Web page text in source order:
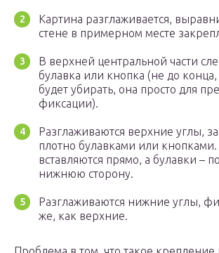
Картина разглаживается,
стене в примерном месте
В верхней центральной части
булавка или кнопка (не до
будет убирать, она просто для
фиксации).
Разглаживаются верхние углы,
плотно булавками или
вставляются прямо, а булавки –
нижнюю сторону.
Разглаживаются нижние углы,
же, как верхние.